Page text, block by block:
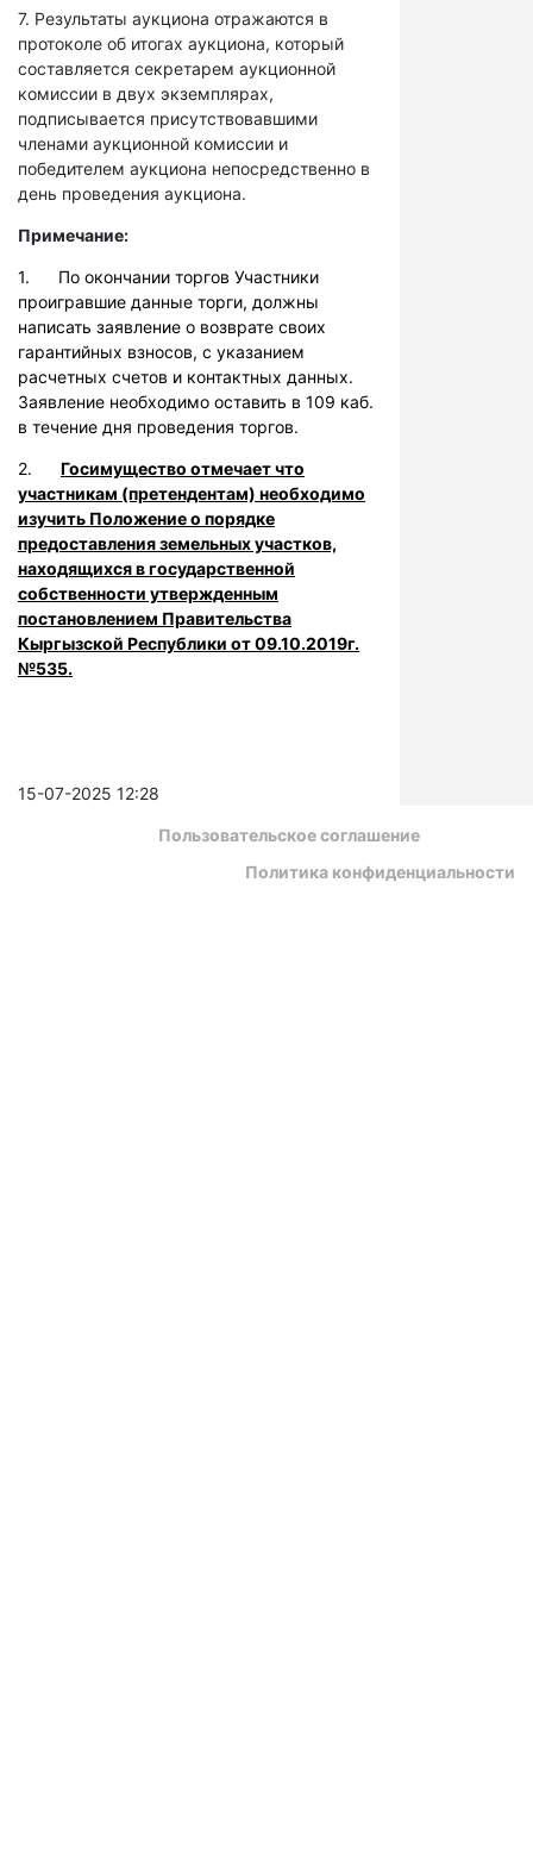
7. Результаты аукциона отражаются в
протоколе об итогах аукциона, который
составляется секретарем аукционной
комиссии в двух экземплярах,
подписывается присутствовавшими
членами аукционной комиссии и
победителем аукциона непосредственно в
день проведения аукциона.
Примечание:
1. По окончании торгов Участники
проигравшие данные торги, должны
написать заявление о возврате своих
гарантийных взносов, с указанием
расчетных счетов и контактных данных.
Заявление необходимо оставить в 109 каб.
в течение дня проведения торгов.
2. Госимущество отмечает что
участникам (претендентам) необходимо
изучить Положение о порядке
предоставления земельных участков,
находящихся в государственной
собственности утвержденным
постановлением Правительства
Кыргызской Республики от 09.10.2019г.
№535.
15-07-2025 12:28
Пользовательское соглашение
Политика конфиденциальности